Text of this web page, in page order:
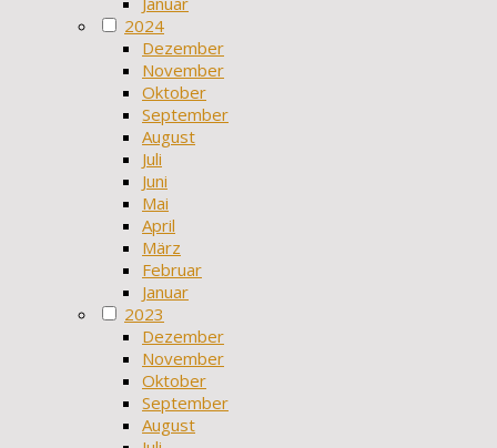
2024
Dezember
November
Oktober
September
August
Juli
Juni
Mai
April
März
Februar
Januar
2023
Dezember
November
Oktober
September
August